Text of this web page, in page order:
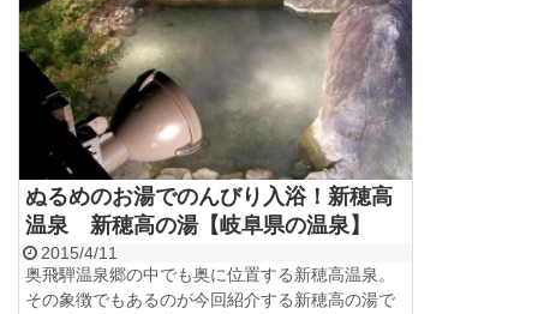
ぬるめのお湯でのんびり入浴！新穂高
温泉 新穂高の湯【岐阜県の温泉】
2015/4/11
奥飛騨温泉郷の中でも奥に位置する新穂高温泉。
その象徴でもあるのが今回紹介する新穂高の湯で